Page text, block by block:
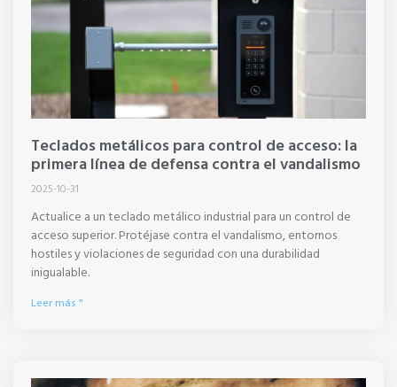
Teclados metálicos para control de acceso: la
primera línea de defensa contra el vandalismo
2025-10-31
Actualice a un teclado metálico industrial para un control de
acceso superior. Protéjase contra el vandalismo, entornos
hostiles y violaciones de seguridad con una durabilidad
inigualable.
Leer más "